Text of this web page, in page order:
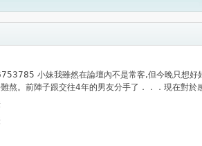
小妹我雖然在論壇內不是常客,但今晚只想好
熬。前陣子跟交往4年的男友分手了．．．現在對